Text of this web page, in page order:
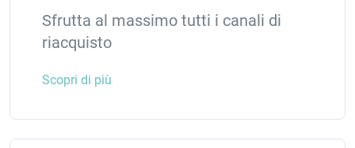
Sfrutta al massimo tutti i canali di
riacquisto
Scopri di più